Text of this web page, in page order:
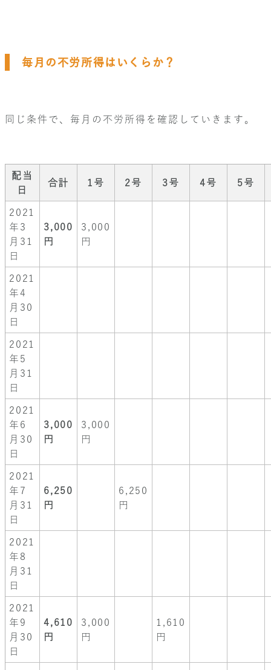
毎月の不労所得はいくらか？
同じ条件で、毎月の不労所得を確認していきます。
配当
日
合計 1号 2号 3号 4号 5号
2021
年3
月31
日
3,000
円
3,000
円
2021
年4
月30
日
2021
年5
月31
日
2021
年6
月30
日
3,000
円
3,000
円
2021
年7
月31
日
6,250
円
6,250
円
2021
年8
月31
日
2021
年9
月30
日
4,610
円
3,000
円
1,610
円